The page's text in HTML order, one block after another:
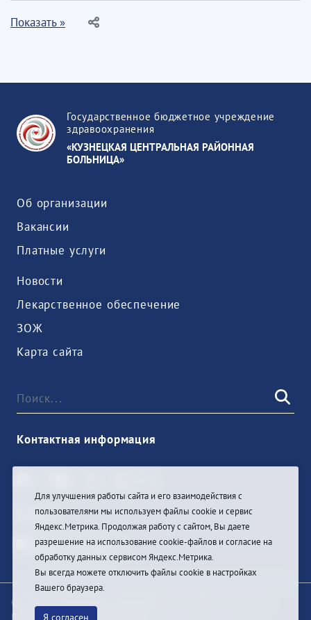
Показать »
Государственное бюджетное учреждение
здравоохранения
«КУЗНЕЦКАЯ ЦЕНТРАЛЬНАЯ РАЙОННАЯ
БОЛЬНИЦА»
Об организации
Вакансии
Платные услуги
Новости
Лекарственное обеспечение
ЗОЖ
Карта сайта
Контактная информация
Войти
© При цитировании информации с сайта ссылка на
первоисточник обязательна
Для улучшения работы сайта и его взаимодействия с
пользователями мы используем файлы cookie и сервис
Яндекс.Метрика. Продолжая работу с сайтом, Вы даете
разрешение на использование cookie-файлов и согласие на
обработку данных сервисом Яндекс.Метрика.
Вы всегда можете отключить файлы cookie в настройках
Вашего браузера.
Я согласен